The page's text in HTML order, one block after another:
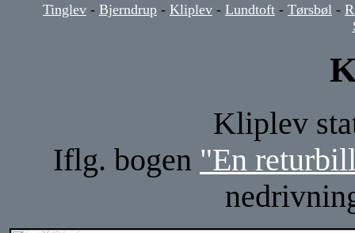
Tinglev - Bjerndrup - Kliplev - Lundtoft - Tørsbøl -
Kliplev
Iflg. bogen "En